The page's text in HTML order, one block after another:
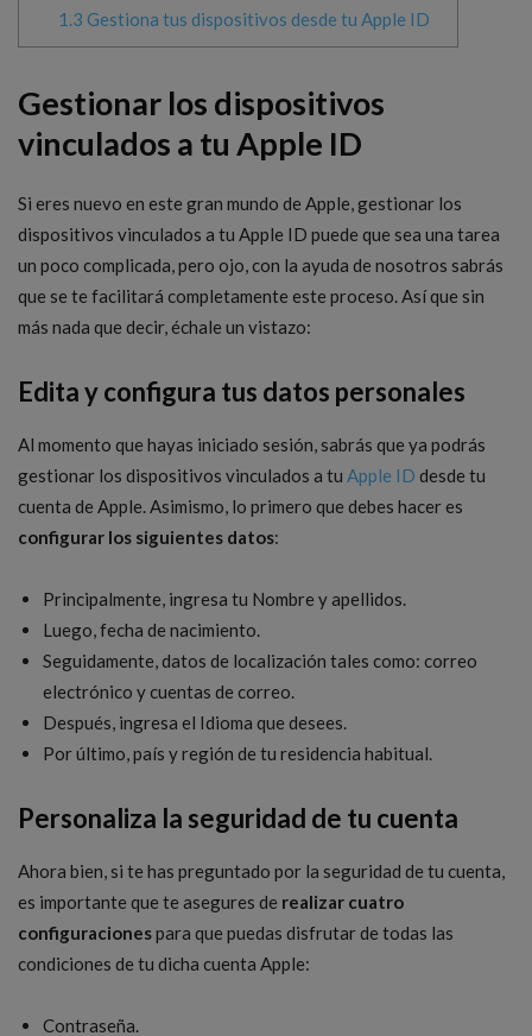
1.3 Gestiona tus dispositivos desde tu Apple ID
Gestionar los dispositivos
vinculados a tu Apple ID
Si eres nuevo en este gran mundo de Apple, gestionar los
dispositivos vinculados a tu Apple ID puede que sea una tarea
un poco complicada, pero ojo, con la ayuda de nosotros sabrás
que se te facilitará completamente este proceso. Así que sin
más nada que decir, échale un vistazo:
Edita y configura tus datos personales
Al momento que hayas iniciado sesión, sabrás que ya podrás
gestionar los dispositivos vinculados a tu Apple ID desde tu
cuenta de Apple. Asimismo, lo primero que debes hacer es
configurar los siguientes datos:
Principalmente, ingresa tu Nombre y apellidos.
Luego, fecha de nacimiento.
Seguidamente, datos de localización tales como: correo
electrónico y cuentas de correo.
Después, ingresa el Idioma que desees.
Por último, país y región de tu residencia habitual.
Personaliza la seguridad de tu cuenta
Ahora bien, si te has preguntado por la seguridad de tu cuenta,
es importante que te asegures de realizar cuatro
configuracionespara que puedas disfrutar de todas las
condiciones de tu dicha cuenta Apple:
Contraseña.